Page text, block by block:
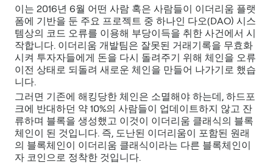
이는 2016년 6월 어떤 사람 혹은 사람들이 이더리움 플랫
폼에 기반을 둔 주요 프로젝트 중 하나인 다오(DAO) 시스
템상의 코드 오류를 이용해 부당이득을 취한 사건에서 시
작합니다. 이더리움 개발팀은 잘못된 거래기록을 무효화
시켜 투자자들에게 돈을 다시 돌려주기 위해 체인을 오류
이전 상태로 되돌려 새로운 체인을 만들어 나가기로 했습
니다.
그러면 기존에 해킹당한 체인은 소멸해야 하는데, 하드포
크에 반대하던 약 10%의 사람들이 업데이트하지 않고 잔
류하며 블록을 생성했고 이것이 이더리움 클래식의 블록
체인이 된 것입니다. 즉, 도난된 이더리움이 포함된 원래
의 블록체인이 이더리움 클래식이라는 다른 블록체인이
자 코인으로 정착한 것입니다.